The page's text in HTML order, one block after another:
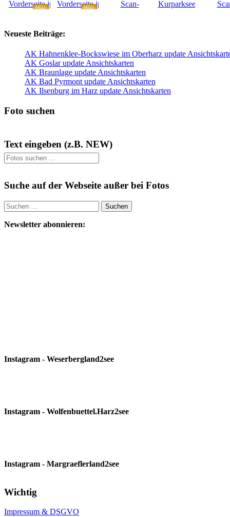
NEU
NEU
Neueste Beiträge:
AK Hahnenklee-Bockswiese im Oberharz update
AK Goslar update Ansichtskarten
AK Braunlage update Ansichtskarten
AK Bad Pyrmont update Ansichtskarten
AK Ilsenburg im Harz update Ansichtskarten
Foto suchen
Text eingeben (z.B. NEW)
Suche auf der Webseite außer bei Fotos
Suchen
nach:
Newsletter abonnieren:
Instagram - Weserbergland2see
Instagram - Wolfenbuettel.Harz2see
Instagram - Margraeflerland2see
Wichtig
Impressum & DSGVO